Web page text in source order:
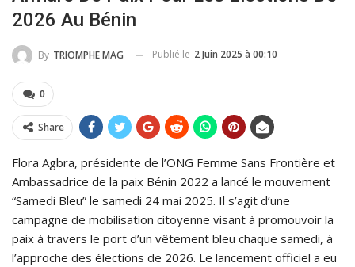
2026 Au Bénin
By TRIOMPHE MAG Publié le 2 Juin 2025 à 00:10
0
Share
Flora Agbra, présidente de l’ONG Femme Sans Frontière et
Ambassadrice de la paix Bénin 2022 a lancé le mouvement
“Samedi Bleu” le samedi 24 mai 2025. Il s’agit d’une
campagne de mobilisation citoyenne visant à promouvoir la
paix à travers le port d’un vêtement bleu chaque samedi, à
l’approche des élections de 2026. Le lancement officiel a eu